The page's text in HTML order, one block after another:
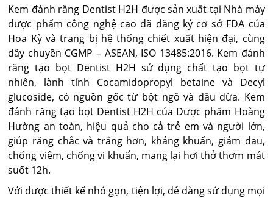
Kem đánh răng Dentist H2H được sản xuất tại Nhà máy
dược phẩm công nghệ cao đã đăng ký cơ sở FDA của
Hoa Kỳ và trang bị hệ thống chiết xuất hiện đại, cùng
dây chuyền CGMP – ASEAN, ISO 13485:2016. Kem đánh
răng tạo bọt Dentist H2H sử dụng chất tạo bọt tự
nhiên, lành tính Cocamidopropyl betaine và Decyl
glucoside, có nguồn gốc từ bột ngô và dầu dừa. Kem
đánh răng tạo bọt Dentist H2H của Dược phẩm Hoàng
Hường an toàn, hiệu quả cho cả trẻ em và người lớn,
giúp răng chắc và trắng hơn, kháng khuẩn, giảm đau,
chống viêm, chống vi khuẩn, mang lại hơi thở thơm mát
suốt 12h.
Với được thiết kế nhỏ gọn, tiện lợi, dễ dàng sử dụng mọi